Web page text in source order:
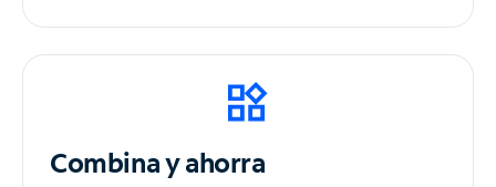
Combina y ahorra